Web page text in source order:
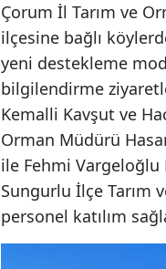
Çorum İl Tarım ve
ilçesine bağlı
yeni destekleme
bilgilendirme
Kemalli Kavşut ve
Orman Müdürü
ile Fehmi Vargeloğlu
Sungurlu İlçe Tarım
personel katılım